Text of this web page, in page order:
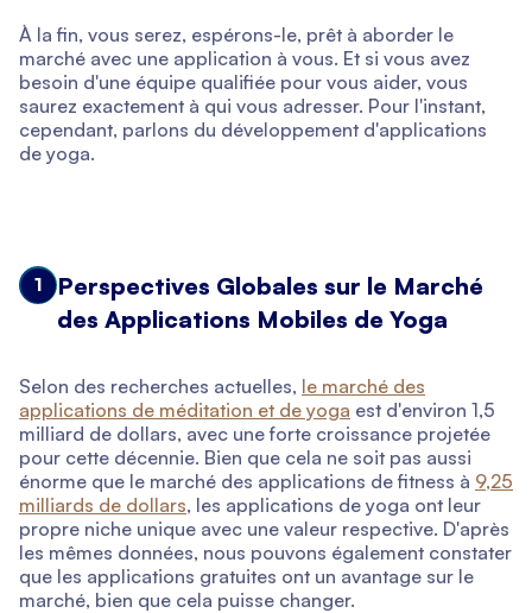
À la fin, vous serez, espérons-le, prêt à aborder le
marché avec une application à vous. Et si vous avez
besoin d'une équipe qualifiée pour vous aider, vous
saurez exactement à qui vous adresser. Pour l'instant,
cependant, parlons du développement d'applications
de yoga.
1
Perspectives Globales sur le Marché
des Applications Mobiles de Yoga
Selon des recherches actuelles, le marché des
applications de méditation et de yoga est d'environ 1,5
milliard de dollars, avec une forte croissance projetée
pour cette décennie. Bien que cela ne soit pas aussi
énorme que le marché des applications de fitness à 9,25
milliards de dollars, les applications de yoga ont leur
propre niche unique avec une valeur respective. D'après
les mêmes données, nous pouvons également constater
que les applications gratuites ont un avantage sur le
marché, bien que cela puisse changer.